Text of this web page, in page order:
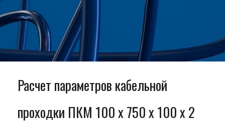
Расчет параметров кабельной
проходки ПКМ 100 x 750 x 100 x 2